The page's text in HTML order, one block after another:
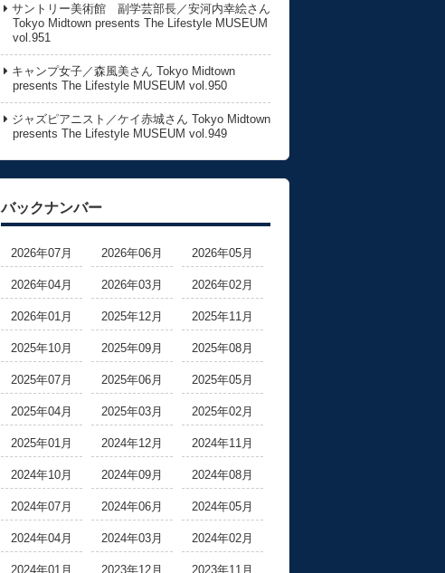
サントリー美術館 副学芸部長／安河内幸絵さん
Tokyo Midtown presents The Lifestyle MUSEUM
vol.951
キャンプ女子／森風美さん Tokyo Midtown
presents The Lifestyle MUSEUM vol.950
ジャズピアニスト／ケイ赤城さん Tokyo Midtown
presents The Lifestyle MUSEUM vol.949
バックナンバー
2026年07月 2026年06月 2026年05月
2026年04月 2026年03月 2026年02月
2026年01月 2025年12月 2025年11月
2025年10月 2025年09月 2025年08月
2025年07月 2025年06月 2025年05月
2025年04月 2025年03月 2025年02月
2025年01月 2024年12月 2024年11月
2024年10月 2024年09月 2024年08月
2024年07月 2024年06月 2024年05月
2024年04月 2024年03月 2024年02月
2024年01月 2023年12月 2023年11月